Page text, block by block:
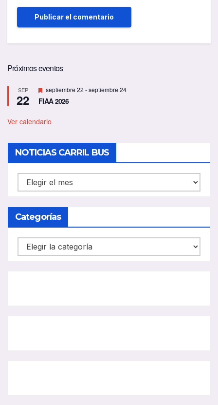
Próximos eventos
SEP
22
D
e
s
a
d
o
septiembre 22 -septiembre 24
FIAA 2026
Ver calendario
NOTICIAS CARRIL BUS
NOTICIAS
CARRIL
BUS
Categorías
Categorías